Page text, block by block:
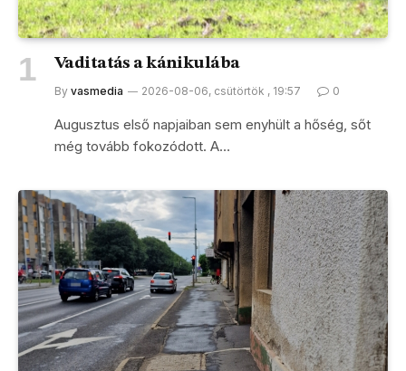
Vaditatás a kánikulába
By vasmedia 2026-08-06, csütörtök , 19:57 0
Augusztus első napjaiban sem enyhült a hőség, sőt
még tovább fokozódott. A…